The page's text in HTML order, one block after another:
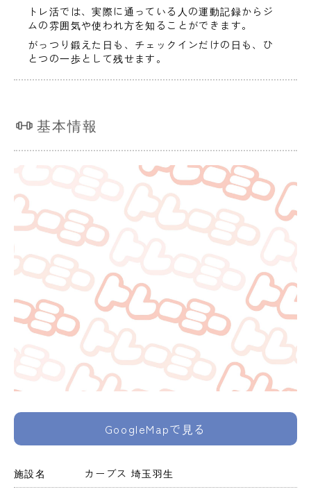
トレ活では、実際に通っている人の運動記録からジ
ムの雰囲気や使われ方を知ることができます。
がっつり鍛えた日も、チェックインだけの日も、ひ
とつの一歩として残せます。
基本情報
GoogleMapで見る
施設名 カーブス 埼玉羽生